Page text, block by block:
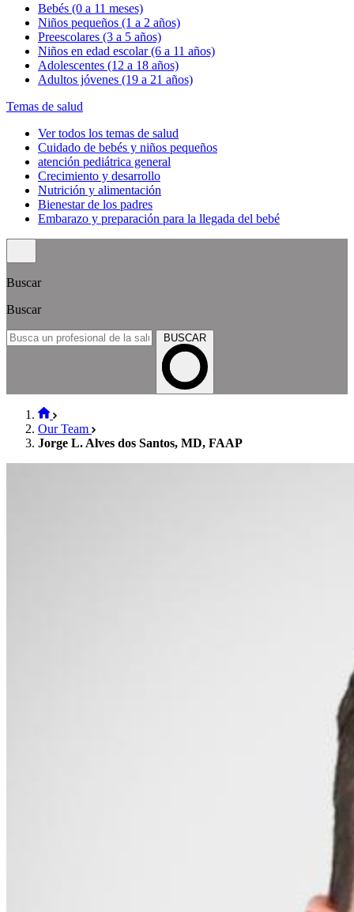
Bebés (0 a 11 meses)
Niños pequeños (1 a 2 años)
Preescolares (3 a 5 años)
Niños en edad escolar (6 a 11 años)
Adolescentes (12 a 18 años)
Adultos jóvenes (19 a 21 años)
Temas de salud
Ver todos los temas de salud
Cuidado de bebés y niños pequeños
atención pediátrica general
Crecimiento y desarrollo
Nutrición y alimentación
Bienestar de los padres
Embarazo y preparación para la llegada del bebé
Buscar
Buscar
BUSCAR
Our Team
Jorge L. Alves dos Santos, MD, FAAP